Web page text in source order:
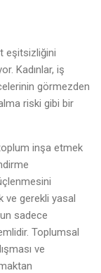
eşitsizliğini
Kadınlar, iş
görmezden
riski gibi bir
inşa etmek
ve gerekli yasal
sadece
Toplumsal
ve